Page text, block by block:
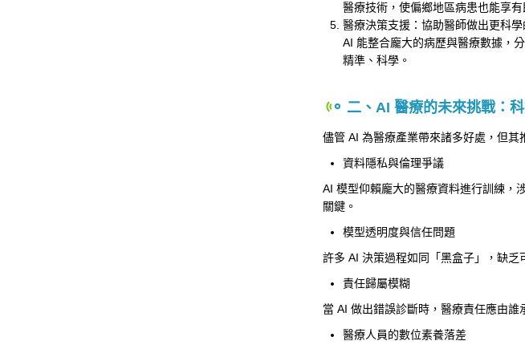
醫療技術，使偏鄉地區病患也能享
醫療決策支援：協助醫師做出更科
AI 能整合龐大的病歷與醫療數據，
精準、科學。
二、AI 醫療的未來挑戰：
儘管 AI 為醫療產業帶來諸多好處，但其
資料隱私與倫理爭議
AI 模型仰賴龐大的醫療資料進行訓練，
關鍵。
模型透明度與信任問題
許多 AI 決策過程如同「黑盒子」，缺乏
責任歸屬模糊
當 AI 做出錯誤診斷時，醫療責任應由
醫療人員的數位素養落差